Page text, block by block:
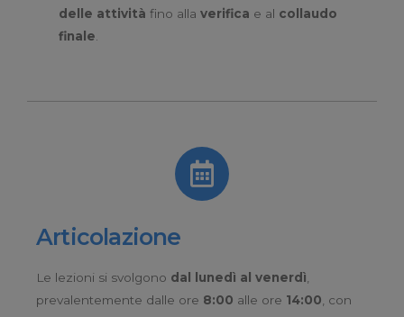
delle attività fino alla verifica e al collaudo
finale
Articolazione
Le lezioni si svolgono dal lunedì al venerdì
prevalentemente dalle ore 8:00 alle ore 14:00 , con